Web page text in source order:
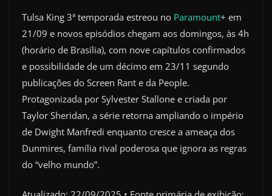
Tulsa King 3ª temporada estreou no Paramount+ em
21/09 e novos episódios chegam aos domingos, às 4h
(horário de Brasília), com nove capítulos confirmados
e possibilidade de um décimo em 23/11 segundo
publicações do Screen Rant e da People.
Protagonizada por Sylvester Stallone e criada por
Taylor Sheridan, a série retorna ampliando o império
de Dwight Manfredi enquanto cresce a ameaça dos
Dunmires, família rival poderosa que ignora as regras
do “velho mundo”.